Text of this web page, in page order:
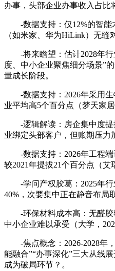
办事，头部企业办事收入占比
-数据支持：仅12%的智能
（如米家、华为HiLink）无缝
-将来瞻望：估计2028年行
度、中小企业聚焦细分场景”
量成长阶段。
-数据支持：2026年采用生
业平均高5个百分点（梦天家居
-逻辑解读：房企集中度提
业绑定头部客户，但账期压力
-数据支持：2026年工程端
较2021年提拔21个百分点（艾
-学问产权胶葛：2025年行
40%，次要集中正在静音布局
-环保材料成本高：无醛胶
中小企业难以承受（大学，
-焦点概念：2026-2028年，
能融合”“办事深化”三大从线
成为破局环节？。